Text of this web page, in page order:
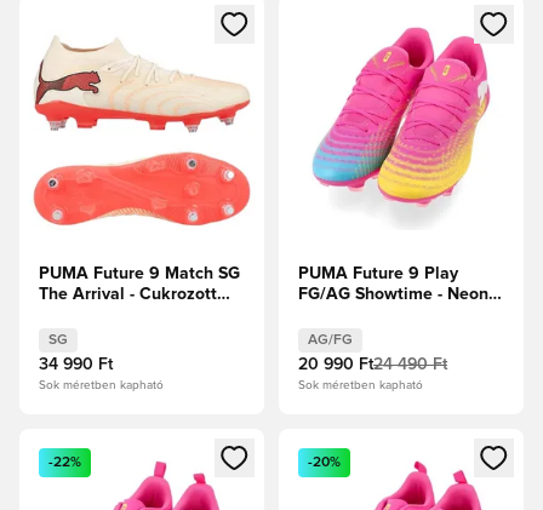
Megnyit egy modált a bejelentkezéshez vagy a tagként
PUMA Future 9 Match SG
The Arrival - Cukrozott
Fehér/Ultra Red/PUMA
Fekete
SG
34 990 Ft
Sok méretben kapható
Megnyit egy modált a
PUMA Future 9 Play
FG/AG Showtime - Neon
Élénk türkiz/PUMA Fehér
AG/FG
20 990 Ft24 490 Ft
Sok méretben kapható
Megnyit egy modált a bejelentkezéshez vagy a tagként
-22%
Megnyit egy modált a
-20%